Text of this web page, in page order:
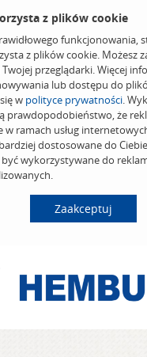
z plików cookie
funkcjonowania,
z plików cookie. Możesz
przeglądarki. Więcej
lub dostępu do
w polityce prywatności.
prawdopodobieństwo, że
w ramach usług
dostosowane do
wykorzystywane do
Zaakceptuj